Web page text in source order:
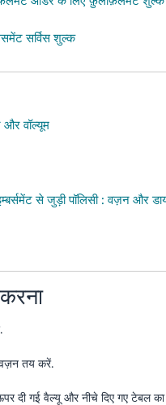
सर्विस शुल्क
और वॉल्यूम
से जुड़ी पॉलिसी : वज़न और
तय करें.
दी गई वैल्यू और नीचे दिए गए टेबल